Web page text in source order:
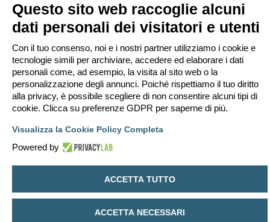
Per eseguire il login devi essere registrato. La registrazione richiede solo
pochi secondi e garantisce l’accesso alle funzioni avanzate. L’amministratore
può anche dare permessi speciali agli utenti. Prima di eseguire il login
assicurati di aver letto i termini d’uso e le varie regole.
Condizioni d’uso
Trattamento dei dati personali
Indice Tutti gli orari sono
Cancella cookie
Contattaci
Creato daphpBB® Forum Software © phpBB Limited
Traduzione Italiana
Questo sito web raccoglie alcuni
dati personali dei visitatori e utenti
Con il tuo consenso, noi e i nostri partner utilizziamo i cookie e
tecnologie simili per archiviare, accedere ed elaborare i dati
personali come, ad esempio, la visita al sito web o la
personalizzazione degli annunci. Poiché rispettiamo il tuo diritto
alla privacy, è possibile scegliere di non consentire alcuni tipi di
cookie. Clicca su preferenze GDPR per saperne di più.
Visualizza la Cookie Policy Completa
Powered by
ACCETTA TUTTO
ACCETTA NECESSARI